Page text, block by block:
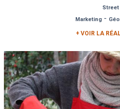
Street
Marketing-
+ VOIR LA